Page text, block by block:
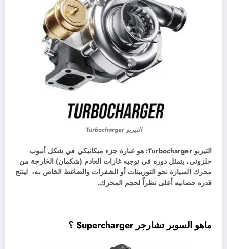
التيربو Turbocharger
التيربو Turbocharger: هو عبارة جزء ميكانيكي في شكل أنبوب
حلزوني، يتمثل دوره في توجيه غازات العادم (شكمان) الخارجة من
محرك السيارة نحو التوربينات أو الشفرات والضاغط الخاص به، لينتج
قدره حصانيه أعلى نظراً لحجم المحرك.
ماهو السوبر تشارجر Supercharger ؟